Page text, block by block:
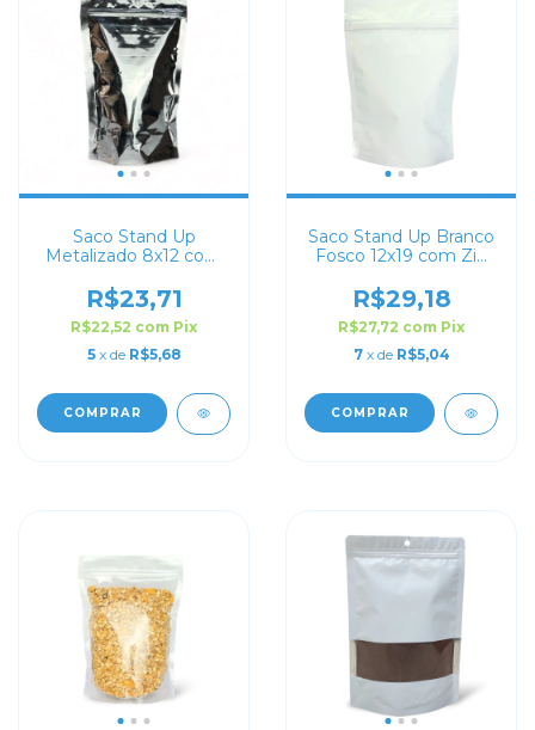
Saco Stand Up
Metalizado 8x12 com
R$23,71
R$22,52 com Pix
5 x de R$5,68
COMPRAR
Saco Stand Up Branco
Fosco 12x19 com Zip
R$29,18
R$27,72 com Pix
7 x de R$5,04
COMPRAR